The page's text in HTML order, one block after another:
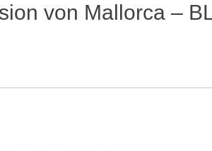
von Mallorca –